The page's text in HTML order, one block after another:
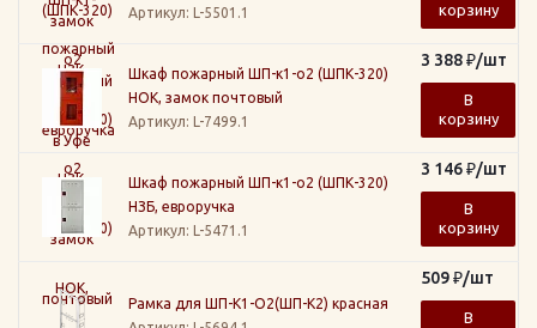
Артикул: L-5501.1
корзину
Шкаф пожарный ШП-к1-о2 (ШПК-320)
НОК, замок почтовый
Артикул: L-7499.1
3 388₽/шт
В
корзину
Шкаф пожарный ШП-к1-о2 (ШПК-320)
НЗБ, евроручка
Артикул: L-5471.1
3 146₽/шт
В
корзину
Рамка для ШП-К1-О2(ШП-К2) красная
509₽/шт
В